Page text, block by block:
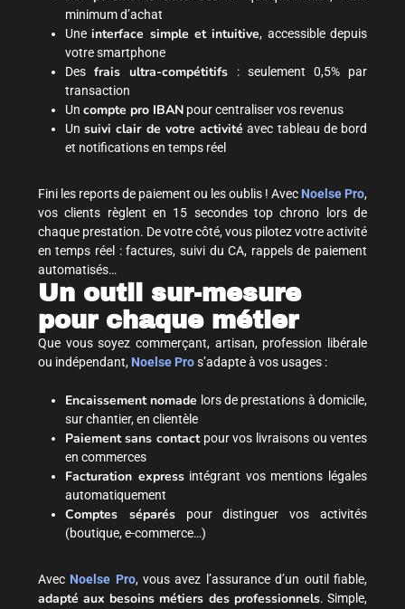
minimum d’achat
Uneinterface simple et intuitive, accessible depuis
votre smartphone
Desfrais ultra-compétitifs : seulement 0,5% par
transaction
Un compte pro IBANpour centraliser vos revenus
Unsuivi clair de votre activité avec tableau de bord
et notifications en temps réel
Fini les reports de paiement ou les oublis ! Avec Noelse Pro,
vos clients règlent en 15 secondes top chrono lors de
chaque prestation. De votre côté, vous pilotez votre activité
en temps réel : factures, suivi du CA, rappels de paiement
automatisés…
Un outil sur-mesure
pour chaque métier
Que vous soyez commerçant, artisan, profession libérale
ou indépendant, Noelse Pros’adapte à vos usages :
Encaissement nomade lors de prestations à domicile,
sur chantier, en clientèle
Paiement sans contactpour vos livraisons ou ventes
en commerces
Facturation expressintégrant vos mentions légales
automatiquement
Comptes séparéspour distinguer vos activités
(boutique, e-commerce…)
Avec Noelse Pro, vous avez l’assurance d’un outil fiable,
adapté aux besoins métiers des professionnels. Simple,